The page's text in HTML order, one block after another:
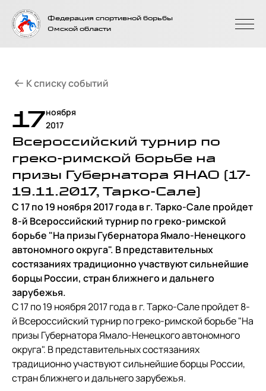
На главную
страницу
Федерация спортивной борьбы
Омской области
17ноября
2017
Всероссийский турнир по
греко-римской борьбе на
призы Губернатора ЯНАО (17-
19.11.2017, Тарко-Сале)
С 17 по 19 ноября 2017 года в г. Тарко-Сале пройдет
8-й Всероссийский турнир по греко-римской
борьбе "На призы Губернатора Ямало-Ненецкого
автономного округа". В представительных
состязаниях традиционно участвуют сильнейшие
борцы России, стран ближнего и дальнего
зарубежья.
С 17 по 19 ноября 2017 года в г. Тарко-Сале пройдет 8-
й Всероссийский турнир по греко-римской борьбе "На
призы Губернатора Ямало-Ненецкого автономного
округа". В представительных состязаниях
традиционно участвуют сильнейшие борцы России,
стран ближнего и дальнего зарубежья.
К списку событий